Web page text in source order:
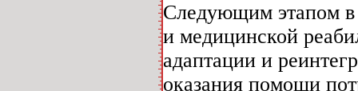
Следующим этапом в
и медицинской
адаптации и
оказания помощи